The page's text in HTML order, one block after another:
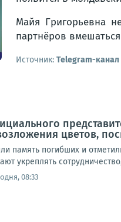
Майя Григорьевна
партнёров
Источник: Telegram-
цветов,
память погибших и
укреплять
08:33